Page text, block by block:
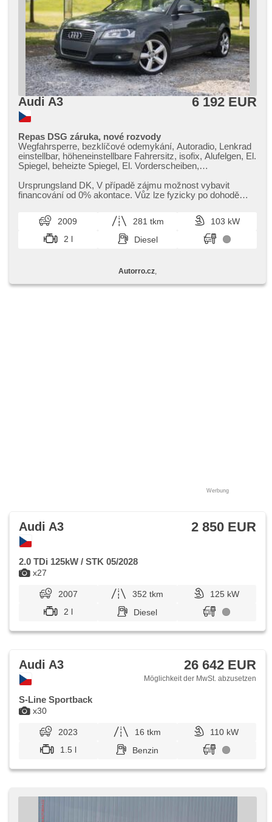
Audi A3 6 192 EUR
Repas DSG záruka, nové rozvody
Wegfahrsperre, bezklíčové odemykání, Autoradio, Lenkrad
einstellbar, höheneinstellbare Fahrersitz, isofix, Alufelgen, El.
Spiegel, beheizte Spiegel, El. Vorderscheiben,
Funkfernbedienung, Teilbare Rücksitzbank, Servolenkung,
Elektronisches Stabilitätsprogramm (ESP),
Automatikgetriebe, Lederpolsterung, ABS
Ursprungsland DK,​ V případě zájmu možnost vybavit
financování od 0% akontace. Vůz lze fyzicky po dohodě
2009 281 tkm
103 kW
2 l
Diesel
Autorro.cz
Werbung
x27
Audi A3 2 850 EUR
2.0 TDi 125kW / STK 05/2028
2007 352 tkm
125 kW
2 l
Diesel
x30
Audi A3 26 642 EUR
Möglichkeit der MwSt. abzusetzen
S-Line Sportback
2023 16 tkm
110 kW
1.5 l
Benzin